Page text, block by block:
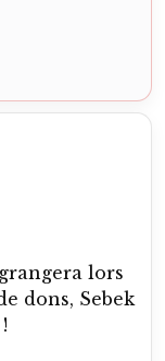
lors
dons, Sebek